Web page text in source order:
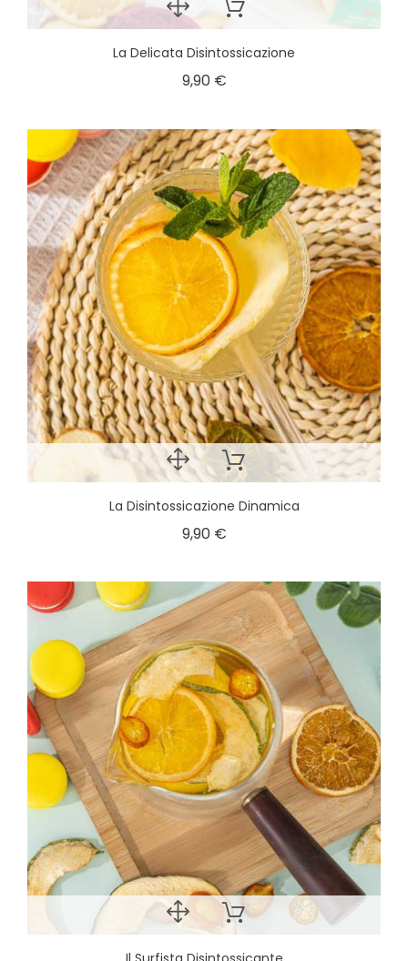
La Delicata Disintossicazione
9,90 €
La Disintossicazione Dinamica
9,90 €